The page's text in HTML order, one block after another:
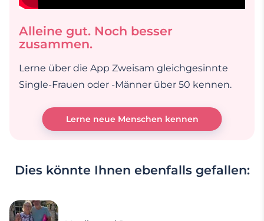
Alleine gut. Noch besser
zusammen.
Lerne über die App Zweisam gleichgesinnte
Single-Frauen oder -Männer über 50 kennen.
Lerne neue Menschen kennen
Dies könnte Ihnen ebenfalls gefallen: